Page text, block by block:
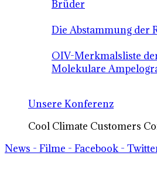
Brüder
Die Abstammung der
OIV-Merkmalsliste
Molekulare
Unsere Konferenz
Cool Climate Customers
News - Filme - Facebook -